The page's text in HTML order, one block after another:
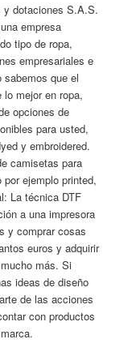
y dotaciones S.A.S.
empresa
tipo de ropa,
empresariales e
que el
mejor en ropa,
opciones de
para usted,
y embroidered.
camisetas para
ejemplo printed,
La técnica DTF
a una impresora
y comprar cosas
euros y adquirir
más. Si
ideas de diseño
de las acciones
con productos